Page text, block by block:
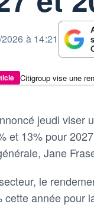
à 14:21
Citigroup vise une
jeudi viser
et 13% pour
Jane
le
cette année pour